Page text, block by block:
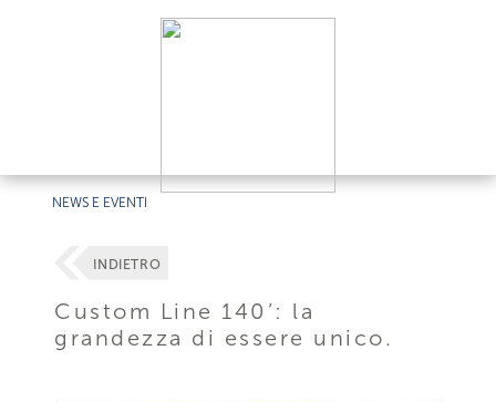
NEWS E EVENTI
INDIETRO
Custom Line 140’: la
grandezza di essere unico.